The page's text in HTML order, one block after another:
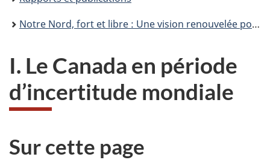
ici :
Notre Nord, fort et libre : Une vision renouvelée pour la défense du Canada
I. Le Canada en période
d’incertitude mondiale
Sur cette page